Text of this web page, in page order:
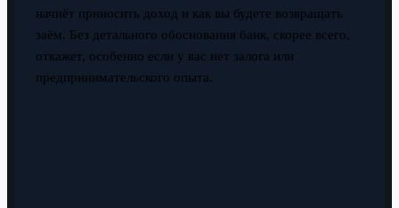
начнёт приносить доход и как вы будете возвращать
заём. Без детального обоснования банк, скорее всего,
откажет, особенно если у вас нет залога или
предпринимательского опыта.